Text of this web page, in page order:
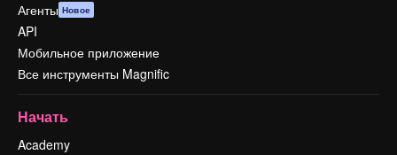
Агенты Новое
API
Мобильное приложение
Все инструменты Magnific
Начать
Academy